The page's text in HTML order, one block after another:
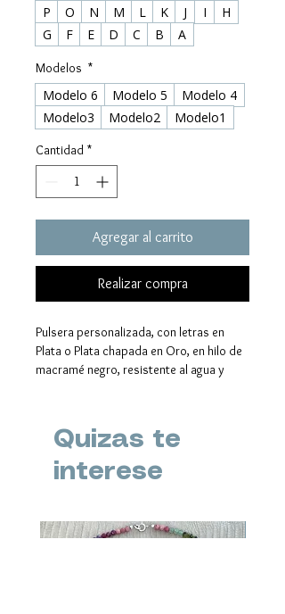
P
O N M L K J I
H
G
F E D C B A
Modelos *
Modelo 6 Modelo 5
Modelo 4
Modelo3
Modelo2 Modelo1
Cantidad *
Agregar al carrito
Realizar compra
Pulsera personalizada, con letras en
Plata o Plata chapada en Oro, en hilo de
macramé negro, resistente al agua y
Puedes personalizarla con tu letra y
elegir diferentes gamas de piedra
- Modelo 1 : Rodocrosita, Amazonita,
Turmalina ,Terahercio
Terahercio
- Modelo 3: Ágata carneola, Amatista,
Quizas te
interese